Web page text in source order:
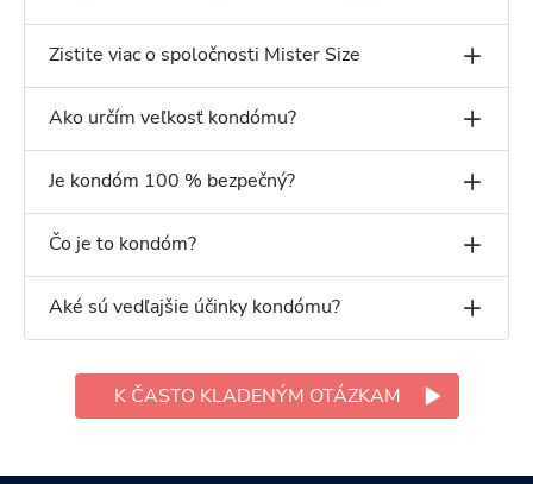
Zistite viac o spoločnosti Mister Size
Ako určím veľkosť kondómu?
Je kondóm 100 % bezpečný?
Čo je to kondóm?
Aké sú vedľajšie účinky kondómu?
K ČASTO KLADENÝM OTÁZKAM